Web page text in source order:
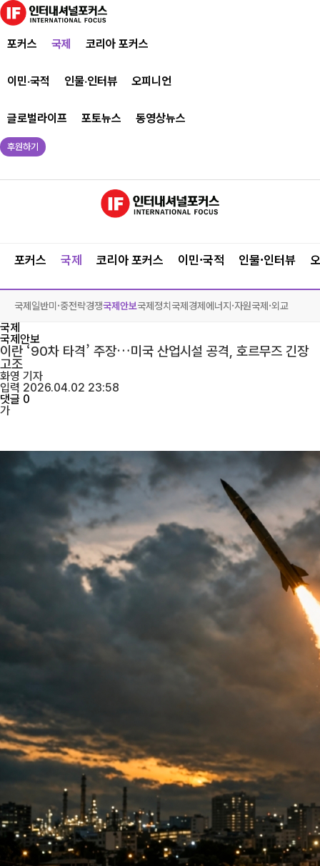
포커스 국제 코리아 포커스
이민·국적 인물·인터뷰 오피니언
글로벌라이프 포토뉴스 동영상뉴스
후원하기
포커스 국제 코리아 포커스 이민·국적 인물·인터뷰
국제일반미·중전략경쟁국제안보국제정치 국제경제 에너지·자원국제·외교
국제
국제안보
이란 ‘90차 타격’ 주장…미국 산업시설 공격, 호르무즈 긴장
고조
화영 기자
입력 2026.04.02 23:58
댓글 0
가